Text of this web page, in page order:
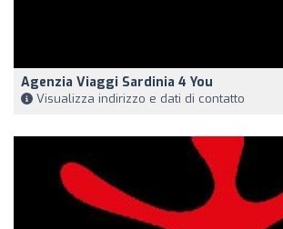
Agenzia Viaggi Sardinia 4 You
Visualizza indirizzo e dati di contatto